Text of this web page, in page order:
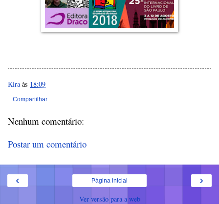
Kira às 18:09
Compartilhar
Nenhum comentário:
Postar um comentário
‹ ›
Página inicial
Ver versão para a web